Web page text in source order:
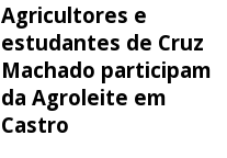
Agricultores e
estudantes de Cruz
Machado participam
da Agroleite em
Castro